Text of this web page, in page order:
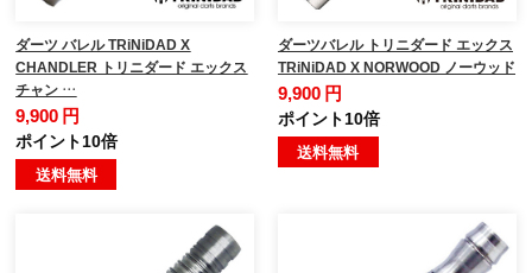
ダーツ バレル TRiNiDAD X
CHANDLER トリニダード エックス
チャン …
9,900 円
ポイント10倍
送料無料
ダーツバレル トリニダード エックス
TRiNiDAD X NORWOOD ノーウッド
9,900 円
ポイント10倍
送料無料